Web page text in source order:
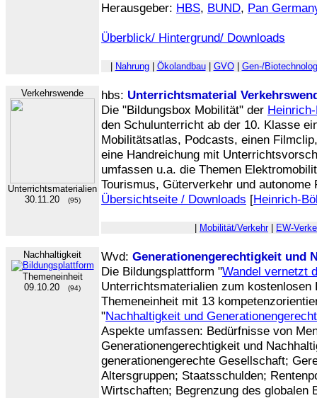
Herausgeber: HBS, BUND, Pan
Überblick/ Hintergrund/ Downloads
Nahrung| Ökolandbau| GVO| Gen-/
Verkehrswende
Unterrichtsmaterialien
30.11.20
(95)
hbs: Unterrichtsmaterial
Die "Bildungsbox Mobilität" der
den Schulunterricht ab der 10. Klasse
Mobilitätsatlas, Podcasts, einen
eine Handreichung mit
umfassen u.a. die Themen
Tourismus, Güterverkehr und autonome
Übersichtseite / Downloads [Heinrich-
Mobilität/Verkehr| EW-
Nachhaltigkeit
Themeneinheit
09.10.20
(94)
Wvd: Generationengerechtigkeit und
Die Bildungsplattform "Wandel vernetzt
Unterrichtsmaterialien zum kostenlosen
Themeneinheit mit 13
"Nachhaltigkeit und
Aspekte umfassen: Bedürfnisse von
Generationengerechtigkeit und
generationengerechte Gesellschaft;
Altersgruppen; Staatsschulden;
Wirtschaften; Begrenzung des globalen